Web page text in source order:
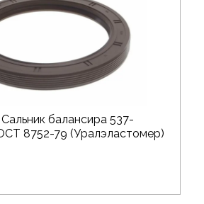
Сальник балансира 537-
8752-79 (Уралэластомер)